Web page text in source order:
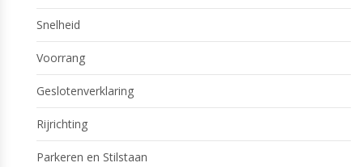
Snelheid
Voorrang
Geslotenverklaring
Rijrichting
Parkeren en Stilstaan